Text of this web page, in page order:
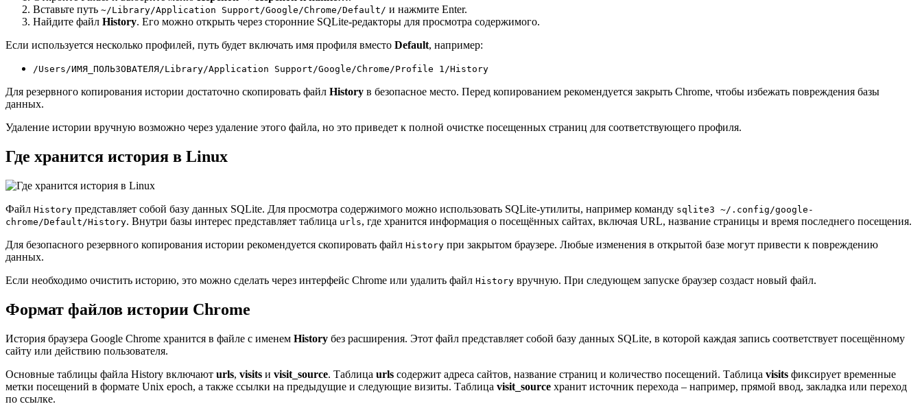
Вставьте путь ~/Library/Application Support/Google/Chrome/Default/ и нажмите Enter.
Найдите файл History. Его можно открыть через сторонние SQLite-редакторы для просмотра содержимого.
Если используется несколько профилей, путь будет включать имя профиля вместо Default, например:
/Users/ИМЯ_ПОЛЬЗОВАТЕЛЯ/Library/Application Support/Google/Chrome/Profile 1/History
Для резервного копирования истории достаточно скопировать файл History в безопасное место. Перед копированием рекомендуется закрыть Chrome, чтобы избежать повреждения базы
данных.
Удаление истории вручную возможно через удаление этого файла, но это приведет к полной очистке посещенных страниц для соответствующего профиля.
Где хранится история в Linux
Файл History представляет собой базу данных SQLite. Для просмотра содержимого можно использовать SQLite-утилиты, например команду sqlite3 ~/.config/google-
chrome/Default/History. Внутри базы интерес представляет таблица urls, где хранится информация о посещённых сайтах, включая URL, название страницы и время последнего посещения.
Для безопасного резервного копирования истории рекомендуется скопировать файл History при закрытом браузере. Любые изменения в открытой базе могут привести к повреждению
данных.
Если необходимо очистить историю, это можно сделать через интерфейс Chrome или удалить файл History вручную. При следующем запуске браузер создаст новый файл.
Формат файлов истории Chrome
История браузера Google Chrome хранится в файле с именем History без расширения. Этот файл представляет собой базу данных SQLite, в которой каждая запись соответствует посещённому
сайту или действию пользователя.
Основные таблицы файла History включают urls, visits и visit_source. Таблица urls содержит адреса сайтов, название страниц и количество посещений. Таблица visits фиксирует временные
метки посещений в формате Unix epoch, а также ссылки на предыдущие и следующие визиты. Таблица visit_source хранит источник перехода – например, прямой ввод, закладка или переход
по ссылке.